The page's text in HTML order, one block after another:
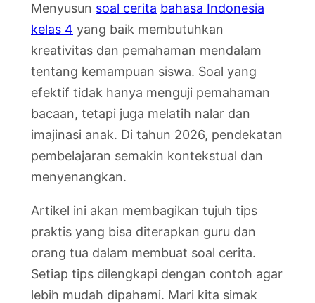
Menyusun soal cerita bahasa Indonesia
kelas 4 yang baik membutuhkan
kreativitas dan pemahaman mendalam
tentang kemampuan siswa. Soal yang
efektif tidak hanya menguji pemahaman
bacaan, tetapi juga melatih nalar dan
imajinasi anak. Di tahun 2026, pendekatan
pembelajaran semakin kontekstual dan
menyenangkan.
Artikel ini akan membagikan tujuh tips
praktis yang bisa diterapkan guru dan
orang tua dalam membuat soal cerita.
Setiap tips dilengkapi dengan contoh agar
lebih mudah dipahami. Mari kita simak